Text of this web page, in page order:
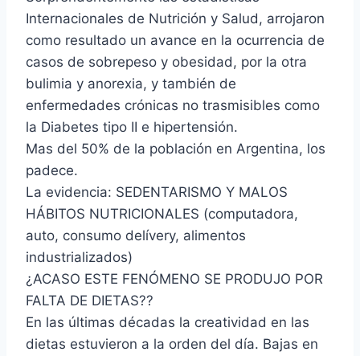
Internacionales de Nutrición y Salud, arrojaron
como resultado un avance en la ocurrencia de
casos de sobrepeso y obesidad, por la otra
bulimia y anorexia, y también de
enfermedades crónicas no trasmisibles como
la Diabetes tipo II e hipertensión.
Mas del 50% de la población en Argentina, los
padece.
La evidencia: SEDENTARISMO Y MALOS
HÁBITOS NUTRICIONALES (computadora,
auto, consumo delívery, alimentos
industrializados)
¿ACASO ESTE FENÓMENO SE PRODUJO POR
FALTA DE DIETAS??
En las últimas décadas la creatividad en las
dietas estuvieron a la orden del día. Bajas en